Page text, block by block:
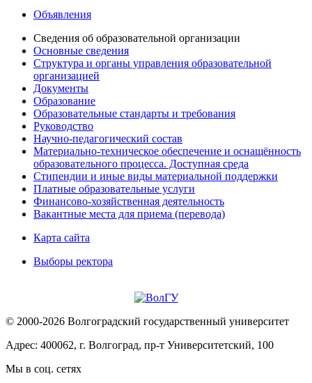
Объявления
Сведения об образовательной организации
Основные сведения
Структура и органы управления образовательной
организацией
Документы
Образование
Образовательные стандарты и требования
Руководство
Научно-педагогический состав
Материально-техническое обеспечение и оснащённость
образовательного процесса. Доступная среда
Стипендии и иные виды материальной поддержки
Платные образовательные услуги
Финансово-хозяйственная деятельность
Вакантные места для приема (перевода)
Карта сайта
Выборы ректора
© 2000-2026 Волгоградский государственный университет
Адрес: 400062, г. Волгоград, пр-т Университетский, 100
Мы в соц. сетях